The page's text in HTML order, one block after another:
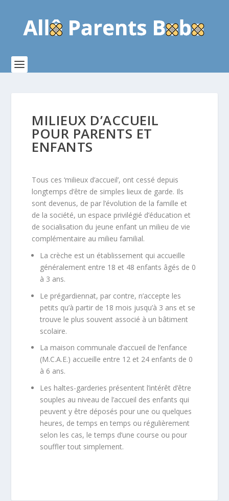
MILIEUX D’ACCUEIL
POUR PARENTS ET
ENFANTS
Tous ces ‘milieux d’accueil’, ont cessé depuis
longtemps d’être de simples lieux de garde. Ils
sont devenus, de par l’évolution de la famille et
de la société, un espace privilégié d’éducation et
de socialisation du jeune enfant un milieu de vie
complémentaire au milieu familial.
La crèche est un établissement qui accueille
généralement entre 18 et 48 enfants âgés de 0
à 3 ans.
Le prégardiennat, par contre, n’accepte les
petits qu’à partir de 18 mois jusqu’à 3 ans et se
trouve le plus souvent associé à un bâtiment
scolaire.
La maison communale d’accueil de l’enfance
(M.C.A.E.) accueille entre 12 et 24 enfants de 0
à 6 ans.
Les haltes-garderies présentent l’intérêt d’être
souples au niveau de l’accueil des enfants qui
peuvent y être déposés pour une ou quelques
heures, de temps en temps ou régulièrement
selon les cas, le temps d’une course ou pour
souffler tout simplement.